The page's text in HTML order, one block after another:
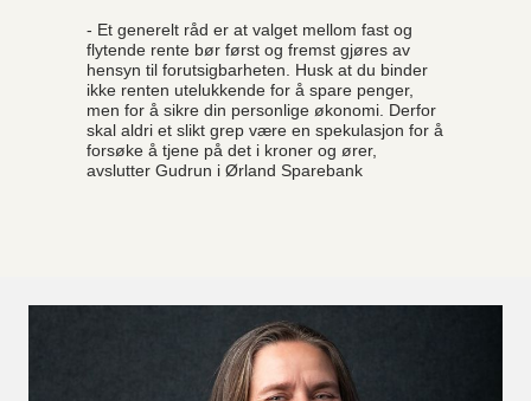
- Et generelt råd er at valget mellom fast og
flytende rente bør først og fremst gjøres av
hensyn til forutsigbarheten. Husk at du binder
ikke renten utelukkende for å spare penger,
men for å sikre din personlige økonomi. Derfor
skal aldri et slikt grep være en spekulasjon for å
forsøke å tjene på det i kroner og ører,
avslutter Gudrun i Ørland Sparebank